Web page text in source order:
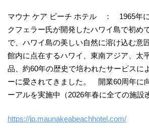
マウナ ケア ビーチ ホテル ： 1965年
クフェラー氏が開発したハワイ島で初め
で、ハワイ島の美しい自然に溶け込む意
館内に点在するハワイ、東南アジア、太
品、約60年の歴史で培われたサービスに
ーに愛されてきました。 開業60周年に
ーアルを実施中（2026年春に全ての施設
https://jp.maunakeabeachhotel.com/